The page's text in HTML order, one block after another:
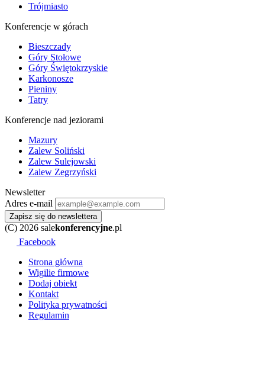
Trójmiasto
Konferencje w górach
Bieszczady
Góry Stołowe
Góry Świętokrzyskie
Karkonosze
Pieniny
Tatry
Konferencje nad jeziorami
Mazury
Zalew Soliński
Zalew Sulejowski
Zalew Zegrzyński
Newsletter
Adres e-mail
Zapisz się do newslettera
(C) 2026 salekonferencyjne.pl
Facebook
Strona główna
Wigilie firmowe
Dodaj obiekt
Kontakt
Polityka prywatności
Regulamin